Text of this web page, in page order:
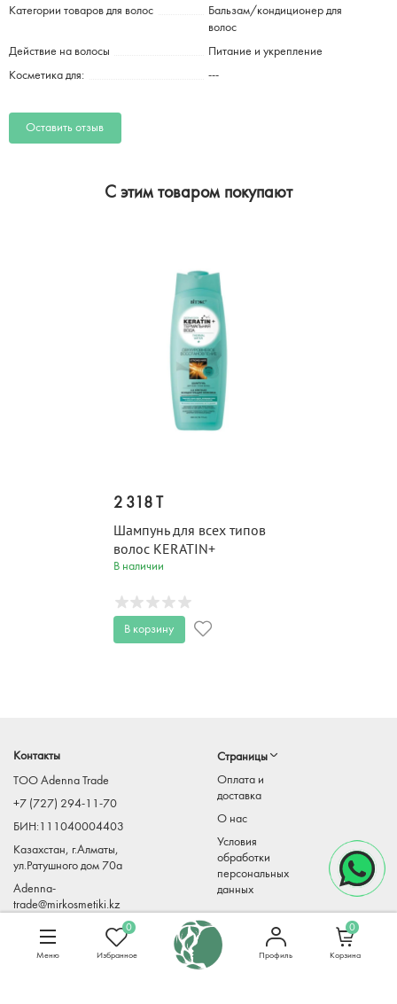
Категории товаров для волос
Бальзам/кондиционер для
волос
Действие на волосы Питание и укрепление
Косметика для: ---
Оставить отзыв
C этим товаром покупают
2 318 T
Шампунь для всех типов
волос KERATIN+
ТЕРМАЛЬНАЯ ВОДА 500
В наличии
В корзину
Контакты
TOO Adenna Trade
+7 (727) 294-11-70
БИН:111040004403
Казахстан, г.Алматы,
ул.Ратушного дом 70а
Adenna-
trade@mirkosmetiki.kz
Страницы
Оплата и
доставка
О нас
Условия
обработки
персональных
данных
Меню
0
Избранное Профиль
0
Корзина